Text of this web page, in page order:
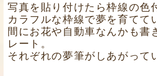
写真を貼り付けたら枠線の色
カラフルな枠線で夢を育てて
間にお花や自動車なんかも書
レート。
それぞれの夢筆がしあがって